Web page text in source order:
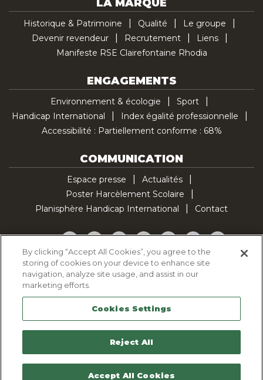
LA MARQUE
Historique & Patrimoine Qualité
Le groupe
Devenir revendeur
Recrutement
Liens
Manifeste RSE Clairefontaine Rhodia
ENGAGEMENTS
Environnement & écologie
Sport
Handicap International
Index égalité professionnelle
Accessibilité : Partiellement conforme : 68%
COMMUNICATION
Espace presse
Actualités
Poster Harcèlement Scolaire
Planisphère Handicap International
Contact
Facebook
TwitterYouTubePinterestInstagramLinkedInTikTok
Politique d'utilisation des cookies
Politique de confidentialité
Mentions légales
Plan du site
Contactez-nous
By clicking “Accept All Cookies”, you agree to the
storing of cookies on your device to enhance site
navigation, analyze site usage, and assist in our
marketing efforts.
Cookies Settings
Reject All
Accept All Cookies